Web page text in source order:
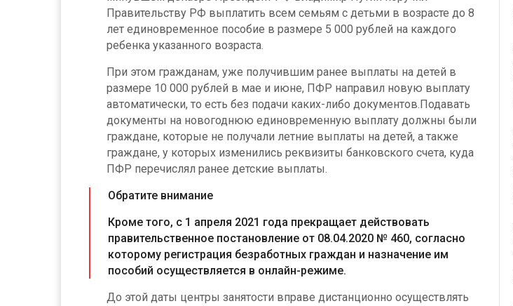
Правительству РФ выплатить всем семьям с детьми в возрасте до 8
лет единовременное пособие в размере 5 000 рублей на каждого
ребенка указанного возраста.
При этом гражданам, уже получившим ранее выплаты на детей в
размере 10 000 рублей в мае и июне, ПФР направил новую выплату
автоматически, то есть без подачи каких-либо документов.Подавать
документы на новогоднюю единовременную выплату должны были
граждане, которые не получали летние выплаты на детей, а также
граждане, у которых изменились реквизиты банковского счета, куда
ПФР перечислял ранее детские выплаты.
Обратите внимание
Кроме того, с 1 апреля 2021 года прекращает действовать
правительственное постановление от 08.04.2020 № 460, согласно
которому регистрация безработных граждан и назначение им
пособий осуществляется в онлайн-режиме.
До этой даты центры занятости вправе дистанционно осуществлять